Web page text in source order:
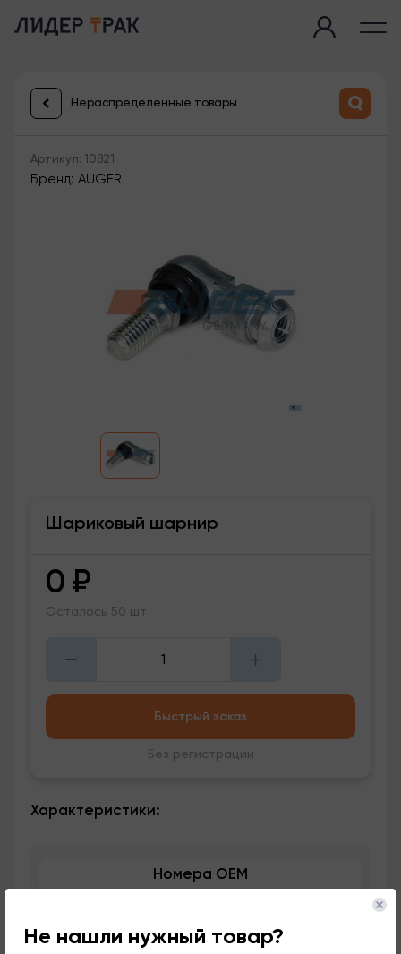
Не нашли нужный товар?
Нераспределенные товары
Артикул: 10821
Бренд: AUGER
Шариковый шарнир
0 ₽
Осталось 50 шт
Быстрый заказ
Без регистрации
Характеристики:
Номера OEM